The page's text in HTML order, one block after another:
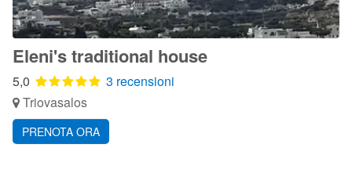
Eleni's traditional house
5,0
3 recensioni
Triovasalos
PRENOTA ORA